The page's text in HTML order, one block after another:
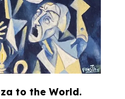
to the World.